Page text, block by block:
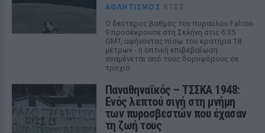
ΑΘΛΗΤΙΣΜΌΣ ΧΤΕΣ
Ο δεύτερος βαθμός του πυραύλου Falcon
9 προσέκρουσε στη Σελήνη στις 6:35
GMT, αφήνοντας πίσω του κρατήρα 18
μέτρων - η οπτική επιβεβαίωση
αναμένεται από τους δορυφόρους σε
τροχιά
Παναθηναϊκός – ΤΣΣΚΑ 1948:
Ενός λεπτού σιγή στη μνήμη
των πυροσβεστών που έχασαν
τη ζωή τους